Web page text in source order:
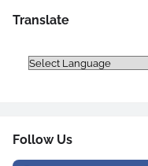
Translate
Follow Us